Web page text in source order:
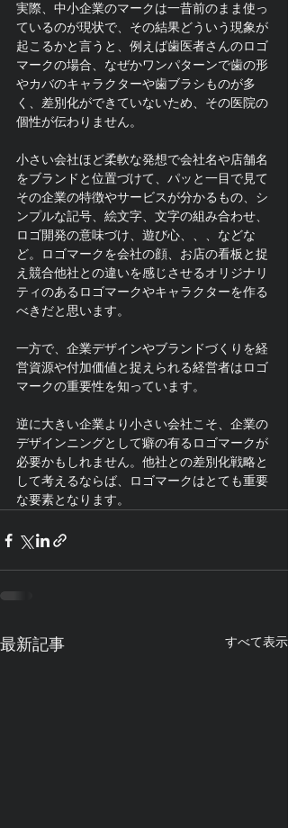
実際、中小企業のマークは一昔前のまま使っ
ているのが現状で、その結果どういう現象が
起こるかと言うと、例えば歯医者さんのロゴ
マークの場合、なぜかワンパターンで歯の形
やカバのキャラクターや歯ブラシものが多
く、差別化ができていないため、その医院の
個性が伝わりません。
小さい会社ほど柔軟な発想で会社名や店舗名
をブランドと位置づけて、パッと一目で見て
その企業の特徴やサービスが分かるもの、シ
ンプルな記号、絵文字、文字の組み合わせ、
ロゴ開発の意味づけ、遊び心、、、などな
ど。ロゴマークを会社の顔、お店の看板と捉
え競合他社との違いを感じさせるオリジナリ
ティのあるロゴマークやキャラクターを作る
べきだと思います。
一方で、企業デザインやブランドづくりを経
営資源や付加価値と捉えられる経営者はロゴ
マークの重要性を知っています。
逆に大きい企業より小さい会社こそ、企業の
デザインニングとして癖の有るロゴマークが
必要かもしれません。他社との差別化戦略と
して考えるならば、ロゴマークはとても重要
な要素となります。
最新記事 すべて表示